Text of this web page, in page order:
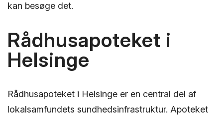
kan besøge det.
Rådhusapoteket i
Helsinge
Rådhusapoteket i Helsinge er en central del af
lokalsamfundets sundhedsinfrastruktur. Apoteket